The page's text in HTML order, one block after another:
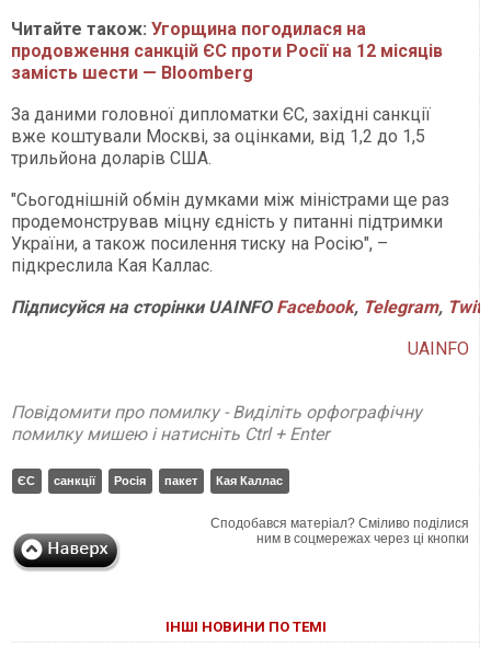
Читайте також: Угорщина погодилася на
продовження санкцій ЄС проти Росії на 12 місяців
замість шести — Bloomberg
За даними головної дипломатки ЄС, західні санкції
вже коштували Москві, за оцінками, від 1,2 до 1,5
трильйона доларів США.
"Сьогоднішній обмін думками між міністрами ще раз
продемонстрував міцну єдність у питанні підтримки
України, а також посилення тиску на Росію", –
підкреслила Кая Каллас.
Підписуйся на сторінкиUAINFO Facebook, Telegram,
UAINFO
Повідомити про помилку - Виділіть орфографічну
помилку мишею і натисніть Ctrl + Enter
ЄС санкції Росія пакет Кая Каллас
Сподобався матеріал? Сміливо поділися
ним в соцмережах через ці кнопки
ІНШІ НОВИНИ ПО ТЕМІ